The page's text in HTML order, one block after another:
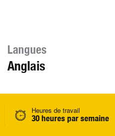
Langues
Anglais
Heures de travail
30 heures par semaine